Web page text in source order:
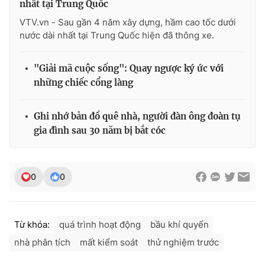
Theo dõi báo trên
Cơ quan báo chí:
Giấy phép hoạt động báo in và báo điện tử số 483/GP-BTTTT
Phó Tổng Biên tập:Nguyễn Thị Mỹ Hạnh, Phạm Quốc Thắng,
Nguyễn Trọng Ninh
nhất tại Trung Quốc
VTV.vn - Sau gần 4 năm xây dựng, hầm cao tốc dưới
nước dài nhất tại Trung Quốc hiện đã thông xe.
"Giải mã cuộc sống": Quay ngược ký ức với
những chiếc cổng làng
Ghi nhớ bản đồ quê nhà, người đàn ông đoàn tụ
gia đình sau 30 năm bị bắt cóc
0 0
Từ khóa: quá trình hoạt động
bầu khí quyển
nhà phân tích
mất kiểm soát thử nghiệm trước